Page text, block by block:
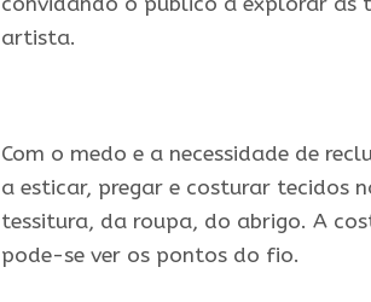
artista.
Com o medo e a necessidade de
a esticar, pregar e costurar tecidos
tessitura, da roupa, do abrigo. A
pode-se ver os pontos do fio.